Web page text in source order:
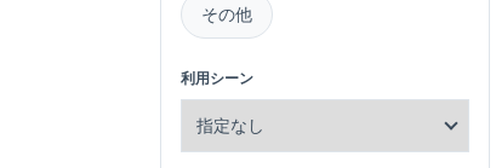
その他
利用シーン